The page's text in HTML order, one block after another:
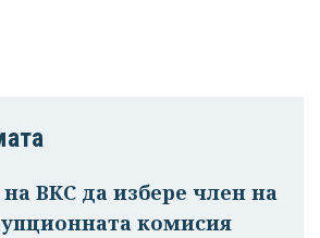
ВКС да избере член на
комисия